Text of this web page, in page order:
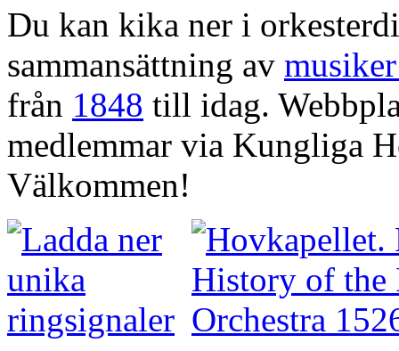
Du kan kika ner i
sammansättning av
från 1848 till idag.
medlemmar via Kungliga
Välkommen!